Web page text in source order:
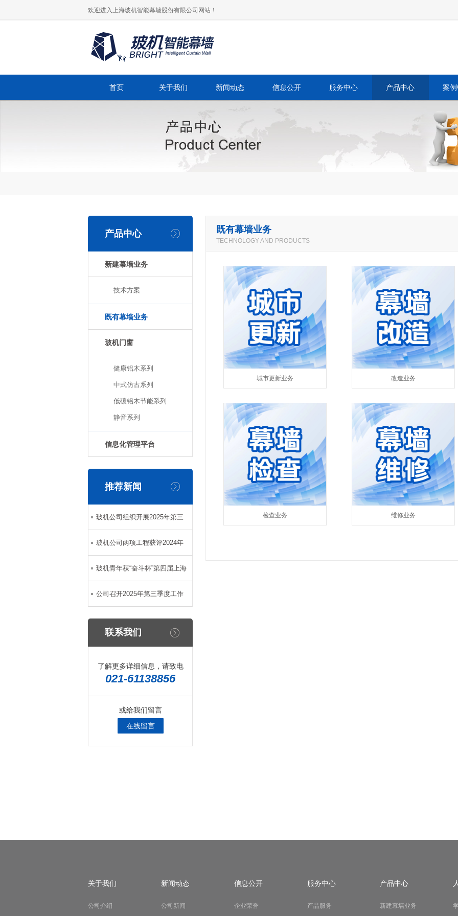
欢迎进入上海玻机智能幕墙股份有限公司网站！
首页 关于我们 新闻动态 信息公开 服务中心 产品中心 案
产品中心
新建幕墙业务
技术方案
既有幕墙业务
玻机门窗
健康铝木系列
中式仿古系列
低碳铝木节能系列
静音系列
信息化管理平台
推荐新闻
玻机公司组织开展2025年第三
期新员工入职培训
玻机公司两项工程获评2024年
度上海市白玉兰优质建设工程
玻机青年获“奋斗杯”第四届上海
市青年技能大赛BIM技能大赛三
等奖
公司召开2025年第三季度工作
会议暨三季度安委会会议
联系我们
了解更多详细信息，请致电
021-61138856
或给我们留言
在线留言
既有幕墙业务
TECHNOLOGY AND PRODUCTS
城市更新业务 改造业务
检查业务 维修业务
关于我们
公司介绍
新闻动态
公司新闻
信息公开
企业荣誉
服务中心
产品服务
产品中心
新建幕墙业务